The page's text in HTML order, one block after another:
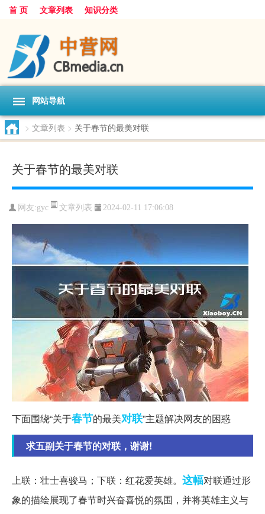
首 页 文章列表 知识分类
网站导航
> 文章列表 > 关于春节的最美对联
关于春节的最美对联
网友:gyc 文章列表 2024-02-11 17:06:08
下面围绕“关于春节的最美对联”主题解决网友的困惑
求五副关于春节的对联，谢谢!
上联：壮士喜骏马；下联：红花爱英雄。 这幅对联通过形
象的描绘展现了春节时兴奋喜悦的氛围，并将英雄主义与